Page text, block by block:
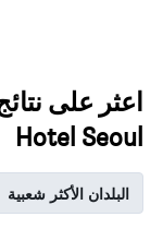
Hotel Seoul
البلدان الأكثر شعبية